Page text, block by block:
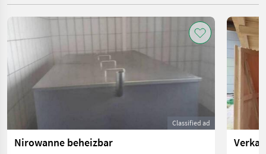
Classified ad
Nirowanne beheizbar